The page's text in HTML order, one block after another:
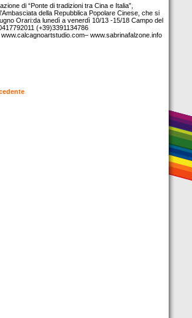
di “Ponte di tradizioni tra Cina e Italia”,
della Repubblica Popolare Cinese, che si
Orari:da lunedì a venerdì 10/13 -15/18 Campo del
(+39)3391134786
www.calcagnoartstudio.com– www.sabrinafalzone.info